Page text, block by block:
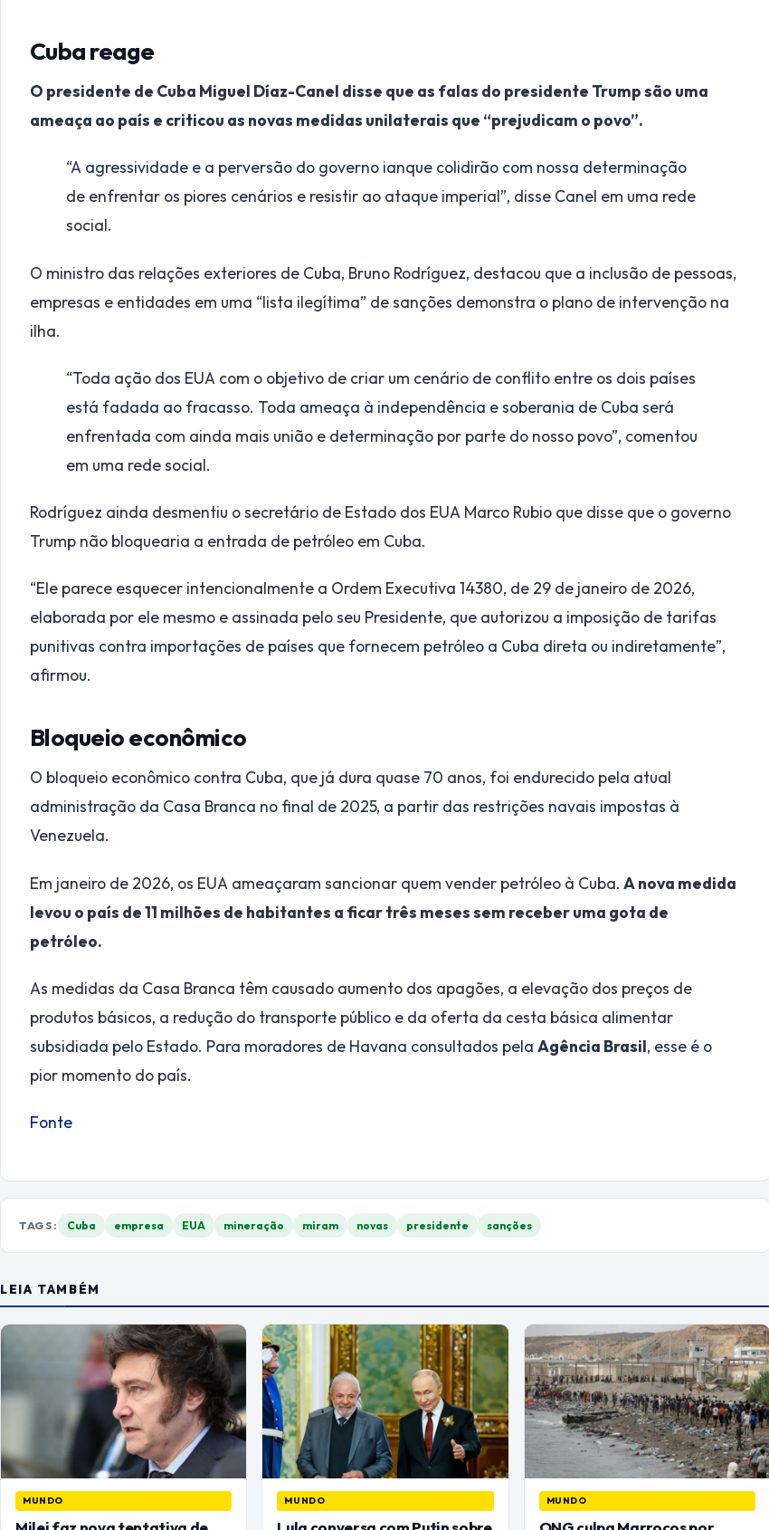
Cuba reage
O presidente de Cuba Miguel Díaz-Canel disse que as falas do presidente Trump são uma
ameaça ao país e criticou as novas medidas unilaterais que “prejudicam o povo”.
“A agressividade e a perversão do governo ianque colidirão com nossa determinação
de enfrentar os piores cenários e resistir ao ataque imperial”, disse Canel em uma rede
social.
O ministro das relações exteriores de Cuba, Bruno Rodríguez, destacou que a inclusão de pessoas,
empresas e entidades em uma “lista ilegítima” de sanções demonstra o plano de intervenção na
ilha.
“Toda ação dos EUA com o objetivo de criar um cenário de conflito entre os dois países
está fadada ao fracasso. Toda ameaça à independência e soberania de Cuba será
enfrentada com ainda mais união e determinação por parte do nosso povo”, comentou
em uma rede social.
Rodríguez ainda desmentiu o secretário de Estado dos EUA Marco Rubio que disse que o governo
Trump não bloquearia a entrada de petróleo em Cuba.
“Ele parece esquecer intencionalmente a Ordem Executiva 14380, de 29 de janeiro de 2026,
elaborada por ele mesmo e assinada pelo seu Presidente, que autorizou a imposição de tarifas
punitivas contra importações de países que fornecem petróleo a Cuba direta ou indiretamente”,
afirmou.
Bloqueio econômico
O bloqueio econômico contra Cuba, que já dura quase 70 anos, foi endurecido pela atual
administração da Casa Branca no final de 2025, a partir das restrições navais impostas à
Venezuela.
Em janeiro de 2026, os EUA ameaçaram sancionar quem vender petróleo à Cuba. A nova medida
levou o país de 11 milhões de habitantes a ficar três meses sem receber uma gota de
petróleo.
As medidas da Casa Branca têm causado aumento dos apagões, a elevação dos preços de
produtos básicos, a redução do transporte público e da oferta da cesta básica alimentar
subsidiada pelo Estado. Para moradores de Havana consultados pela Agência Brasil, esse é o
pior momento do país.
Fonte
TAGS: Cuba empresa EUA mineração miram novas presidente sanções
LEIA TAMBÉM
MUNDO MUNDO MUNDO